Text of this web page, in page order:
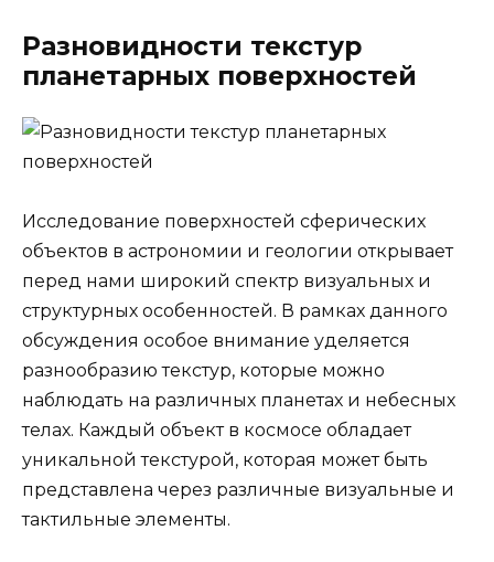
Разновидности текстур
планетарных поверхностей
Исследование поверхностей сферических
объектов в астрономии и геологии открывает
перед нами широкий спектр визуальных и
структурных особенностей. В рамках данного
обсуждения особое внимание уделяется
разнообразию текстур, которые можно
наблюдать на различных планетах и небесных
телах. Каждый объект в космосе обладает
уникальной текстурой, которая может быть
представлена через различные визуальные и
тактильные элементы.